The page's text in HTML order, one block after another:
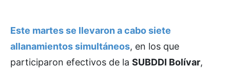
Este martes se llevaron a cabo siete
allanamientos simultáneos, en los que
participaron efectivos de la SUBDDI Bolívar,